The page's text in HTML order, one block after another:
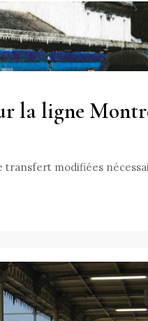
la ligne
transfert modifiées